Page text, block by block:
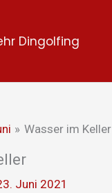
Dingolfing
Wasser im Keller
Juni 2021